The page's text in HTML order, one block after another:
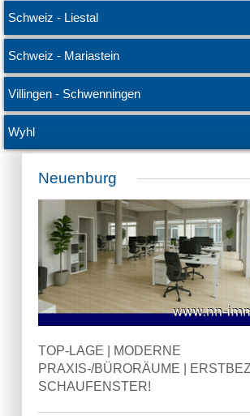
Schweiz - Liestal
Schweiz - Mariastein
Villingen - Schwenningen
Wyhl
Neuenburg
TOP-LAGE | MODERNE
PRAXIS-/BÜRORÄUME |
SCHAUFENSTER!